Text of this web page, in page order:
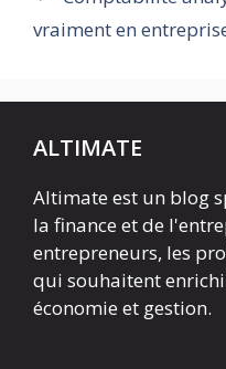
vraiment en
ALTIMATE
Altimate est un blog
la finance et de
entrepreneurs, les
qui souhaitent
économie et gestion.